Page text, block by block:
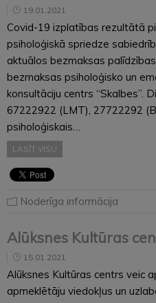
19.01.2021
Covid-19 izplatības rezultātā
psiholoģiskā spriedze
aktuālos bezmaksas
bezmaksas psiholoģisko un
konsultāciju centrs “Skalbes”.
67222922 (LMT), 27722292
psiholoģiskais…
LASĪT VISU
Noderīga informācija
Alūksnes Kultūras
15.01.2021
Alūksnes Kultūras centrs veic
apmeklētāju viedokļus un